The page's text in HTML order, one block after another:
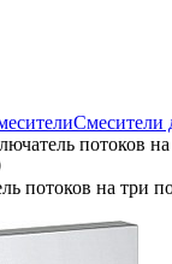
Смесители
потоков
потоков на три